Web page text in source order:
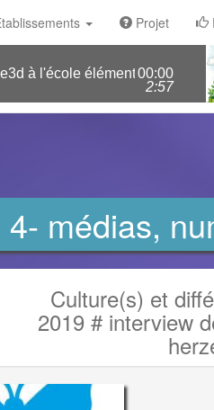
Projet
2:57
00:00
l'école élémentaire molina>
4- médias,
Culture(s) et
2019 # interview